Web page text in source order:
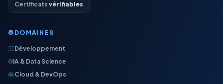
Certificats vérifiables
DOMAINES
Développement
IA & Data Science
Cloud & DevOps